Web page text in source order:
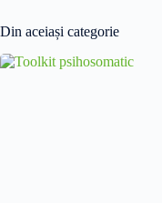
Din aceiași categorie